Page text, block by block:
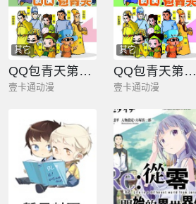
其它
QQ包青天第七册
壹卡通动漫
其它
QQ包青天第四册
壹卡通动漫